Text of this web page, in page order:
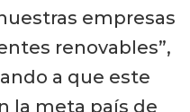
empresas
renovables”,
a que este
la meta país de